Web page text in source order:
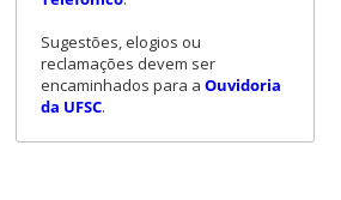
Sugestões, elogios ou
reclamações devem ser
encaminhados para a Ouvidoria
da UFSC.